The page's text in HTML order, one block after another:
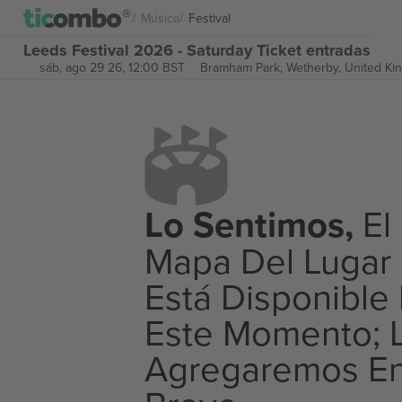
Música Festival
Leeds Festival 2026 - Saturday Ticket entradas
sáb, ago 29 26, 12:00 BST Bramham Park, Wetherby, United
Lo Sentimos, El
Mapa Del Lugar
Está Disponible
Este Momento;
Agregaremos